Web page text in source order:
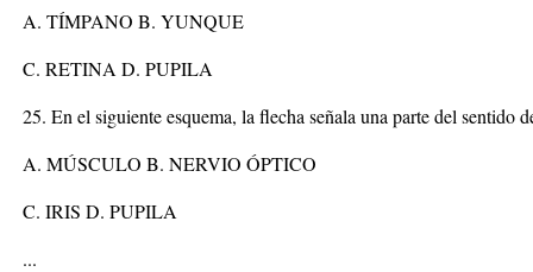
A. TÍMPANO B. YUNQUE
C. RETINA D. PUPILA
25. En el siguiente esquema, la flecha señala una parte del sentido
A. MÚSCULO B. NERVIO ÓPTICO
C. IRIS D. PUPILA
...